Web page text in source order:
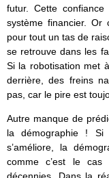
futur. Cette
système financier. Or
pour tout un tas de
se retrouve dans les
Si la robotisation met
derrière, des freins
pas, car le pire est
Autre manque de
la démographie !
s’améliore, la
comme c’est le cas